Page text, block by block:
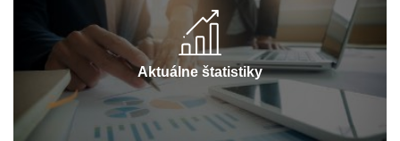
Aktuálne štatistiky